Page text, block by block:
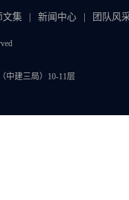
文集 新闻中心 团队风
中建三局）10-11层